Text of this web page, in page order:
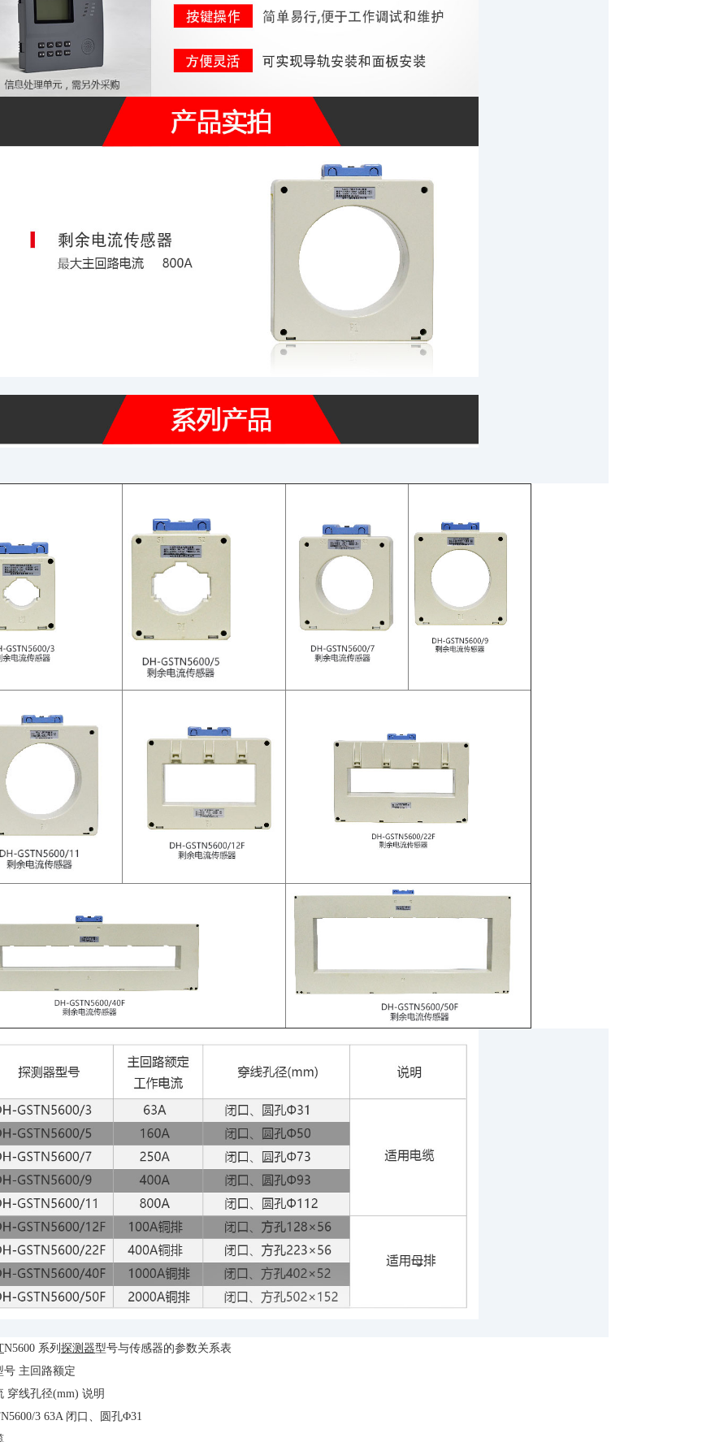
N5600 系列 探测器型号与传感器的参数关系表
号 主回路额定
穿线孔径(mm) 说明
3 63A 闭口、圆孔Φ31